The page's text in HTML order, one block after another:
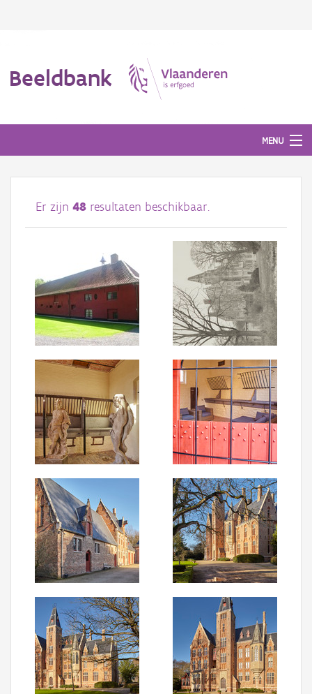
Beeldbank
MENU
Afbeeldingen
#BeeldIndeKijker
Over ons
Aanmelden
Er zijn 48 resultaten beschikbaar.